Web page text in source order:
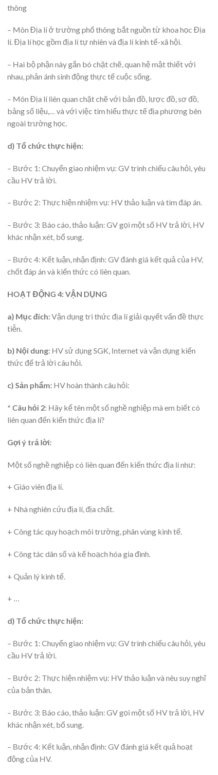
thông
– Môn Địa lí ở trường phổ thông bắt nguồn từ khoa học Địa
lí. Địa lí học gồm địa lí tự nhiên và địa lí kinh tế-xã hội.
– Hai bộ phận này gắn bó chặt chẽ, quan hệ mật thiết với
nhau, phản ánh sinh động thực tế cuộc sống.
– Môn Địa lí liên quan chặt chẽ với bản đồ, lược đồ, sơ đồ,
bảng số liệu,… và với việc tìm hiểu thực tế địa phương bên
ngoài trường học.
d) Tổ chức thực hiện:
– Bước 1: Chuyển giao nhiệm vụ: GV trình chiếu câu hỏi, yêu
cầu HV trả lời.
– Bước 2: Thực hiện nhiệm vụ: HV thảo luận và tìm đáp án.
– Bước 3: Báo cáo, thảo luận: GV gọi một số HV trả lời, HV
khác nhận xét, bổ sung.
– Bước 4: Kết luận, nhận định: GV đánh giá kết quả của HV,
chốt đáp án và kiến thức có liên quan.
HOẠT ĐỘNG 4: VẬN DỤNG
a) Mục đích:Vận dụng tri thức địa lí giải quyết vấn đề thực
tiễn.
b) Nội dung: HV sử dụng SGK, Internet và vận dụng kiến
thức để trả lời câu hỏi.
c) Sản phẩm: HV hoàn thành câu hỏi:
* Câu hỏi 2: Hãy kể tên một số nghề nghiệp mà em biết có
liên quan đến kiến thức địa lí?
Gợi ý trả lời:
Một số nghề nghiệp có liên quan đến kiến thức địa lí như:
+ Giáo viên địa lí.
+ Nhà nghiên cứu địa lí, địa chất.
+ Công tác quy hoạch môi trường, phân vùng kinh tế.
+ Công tác dân số và kế hoạch hóa gia đình.
+ Quản lý kinh tế.
+ …
d) Tổ chức thực hiện:
– Bước 1: Chuyển giao nhiệm vụ: GV trình chiếu câu hỏi, yêu
cầu HV trả lời.
– Bước 2: Thực hiện nhiệm vụ: HV thảo luận và nêu suy nghĩ
của bản thân.
– Bước 3: Báo cáo, thảo luận: GV gọi một số HV trả lời, HV
khác nhận xét, bổ sung.
– Bước 4: Kết luận, nhận định: GV đánh giá kết quả hoạt
động của HV.